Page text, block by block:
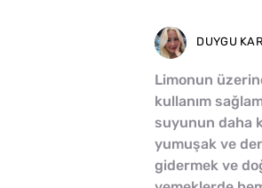
DUYGU
Limonun
kullanım
suyunun daha
yumuşak ve
gidermek ve